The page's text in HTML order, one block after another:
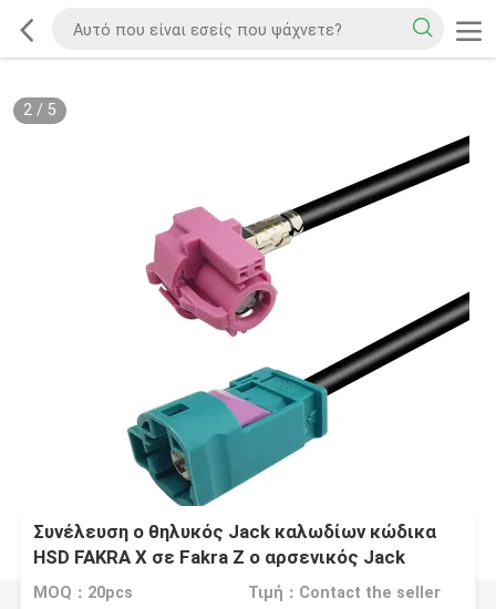
2/ 5
Συνέλευση ο θηλυκός Jack καλωδίων κώδικα
HSD FAKRA Χ σε Fakra Ζ ο αρσενικός Jack
MOQ：20pcs Τιμή：Contact the seller